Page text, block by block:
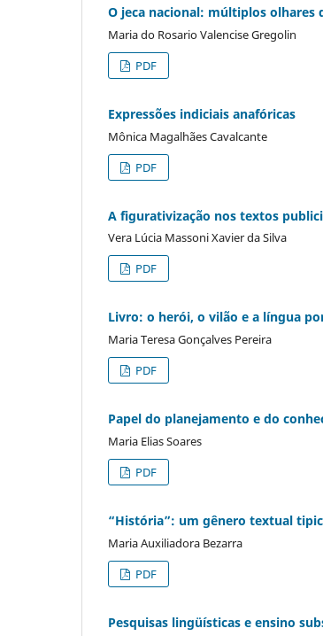
O jeca nacional: múltiplos olhares
Maria do Rosario Valencise Gregolin
PDF
Expressões indiciais anafóricas
Mônica Magalhães Cavalcante
PDF
A figurativização nos textos
Vera Lúcia Massoni Xavier da Silva
PDF
Livro: o herói, o vilão e a língua
Maria Teresa Gonçalves Pereira
PDF
Papel do planejamento e do
Maria Elias Soares
PDF
“História”: um gênero textual
Maria Auxiliadora Bezarra
PDF
Pesquisas lingüísticas e ensino